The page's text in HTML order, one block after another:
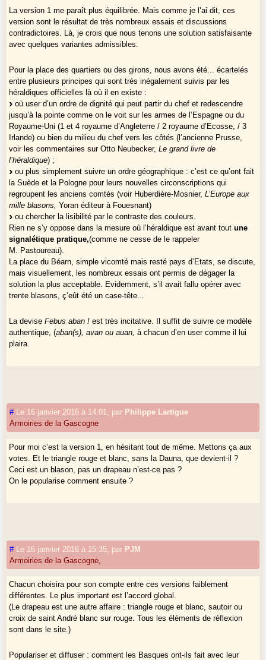
La version 1 me paraît plus équilibrée. Mais comme je l’ai dit, ces
version sont le résultat de très nombreux essais et discussions
contradictoires. Là, je crois que nous tenons une solution satisfaisante
avec quelques variantes admissibles.
Pour la place des quartiers ou des girons, nous avons été... écartelés
entre plusieurs principes qui sont très inégalement suivis par les
héraldiques officielles là où il en existe :
où user d’un ordre de dignité qui peut partir du chef et redescendre
jusqu’à la pointe comme on le voit sur les armes de l’Espagne ou du
Royaume-Uni (1 et 4 royaume d’Angleterre / 2 royaume d’Ecosse, / 3
Irlande) ou bien du milieu du chef vers les côtés (l’ancienne Prusse,
voir les commentaires sur Otto Neubecker,Le grand livre de
l’héraldique) ;
ou plus simplement suivre un ordre géographique : c’est ce qu’ont fait
la Suède et la Pologne pour leurs nouvelles circonscriptions qui
regroupent les anciens comtés (voir Huberdière-Mosnier,L’Europe aux
mille blasons, Yoran éditeur à Fouesnant)
ou chercher la lisibilité par le contraste des couleurs.
Rien ne s’y oppose dans la mesure où l’héraldique est avant toutune
signalétique pratique,(comme ne cesse de le rappeler
M. Pastoureau).
La place du Béarn, simple vicomté mais resté pays d’Etats, se discute,
mais visuellement, les nombreux essais ont permis de dégager la
solution la plus acceptable. Evidemment, s’il avait fallu opérer avec
trente blasons, ç’eût été un case-tête...
La deviseFebus aban ! est très incitative. Il suffit de suivre ce modèle
authentique, (aban(s), avan ou auan, à chacun d’en user comme il lui
plaira.
# Le 16 janvier 2016 à 14:01 par Philippe Lartigue
Armoiries de la Gascogne
Pour moi c’est la version 1, en hésitant tout de même. Mettons ça aux
votes. Et le triangle rouge et blanc, sans la Dauna, que devient-il ?
Ceci est un blason, pas un drapeau n’est-ce pas ?
On le popularise comment ensuite ?
# Le 16 janvier 2016 à 15:35 par PJM
Armoiries de la Gascogne,
Chacun choisira pour son compte entre ces versions faiblement
différentes. Le plus important est l’accord global.
(Le drapeau est une autre affaire : triangle rouge et blanc, sautoir ou
croix de saint André blanc sur rouge. Tous les éléments de réflexion
sont dans le site.)
Populariser et diffuser : comment les Basques ont-ils fait avec leur